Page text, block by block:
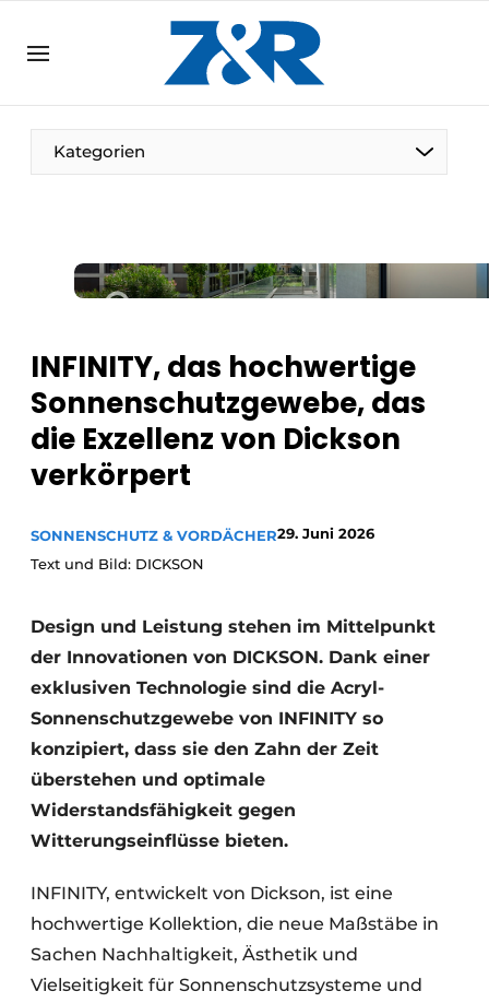
DE EN
DE
Kategorien
INFINITY, das hochwertige
Sonnenschutzgewebe, das
die Exzellenz von Dickson
verkörpert
SONNENSCHUTZ & VORDÄCHER29. Juni 2026
Text und Bild: DICKSON
Design und Leistung stehen im Mittelpunkt
der Innovationen von DICKSON. Dank einer
exklusiven Technologie sind die Acryl-
Sonnenschutzgewebe von INFINITY so
konzipiert, dass sie den Zahn der Zeit
überstehen und optimale
Widerstandsfähigkeit gegen
Witterungseinflüsse bieten.
INFINITY, entwickelt von Dickson, ist eine
hochwertige Kollektion, die neue Maßstäbe in
Sachen Nachhaltigkeit, Ästhetik und
Vielseitigkeit für Sonnenschutzsysteme und